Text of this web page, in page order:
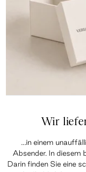
Wir
…in einem
Absender. In diesem
Darin finden Sie eine